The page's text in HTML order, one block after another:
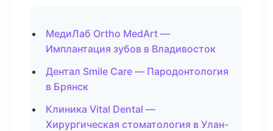
МедиЛаб Ortho MedArt —
Имплантация зубов в Владивосток
Дентал Smile Care — Пародонтология
в Брянск
Клиника Vital Dental —
Хирургическая стоматология в Улан-